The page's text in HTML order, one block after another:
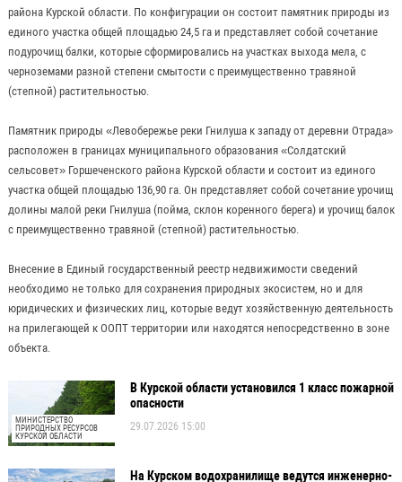
района Курской области. По конфигурации он состоит памятник природы из
единого участка общей площадью 24,5 га и представляет собой сочетание
подурочищ балки, которые сформировались на участках выхода мела, с
черноземами разной степени смытости с преимущественно травяной
(степной) растительностью.
Памятник природы «Левобережье реки Гнилуша к западу от деревни Отрада»
расположен в границах муниципального образования «Солдатский
сельсовет» Горшеченского района Курской области и состоит из единого
участка общей площадью 136,90 га. Он представляет собой сочетание урочищ
долины малой реки Гнилуша (пойма, склон коренного берега) и урочищ балок
с преимущественно травяной (степной) растительностью.
Внесение в Единый государственный реестр недвижимости сведений
необходимо не только для сохранения природных экосистем, но и для
юридических и физических лиц, которые ведут хозяйственную деятельность
на прилегающей к ООПТ территории или находятся непосредственно в зоне
объекта.
МИНИСТЕРСТВО
ПРИРОДНЫХ РЕСУРСОВ
КУРСКОЙ ОБЛАСТИ
В Курской области установился 1 класс пожарной
опасности
29.07.2026 15:00
На Курском водохранилище ведутся инженерно-